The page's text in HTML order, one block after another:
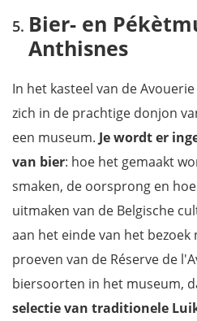
Bier- en
Anthisnes
In het kasteel van de
zich in de prachtige donjon
een museum. Je wordt er
van bier: hoe het gemaakt
smaken, de oorsprong en
uitmaken van de Belgische
aan het einde van het
proeven van de Réserve de
biersoorten in het museum,
selectie van traditionele